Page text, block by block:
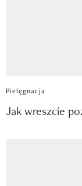
Pielęgnacja
Jak wreszcie